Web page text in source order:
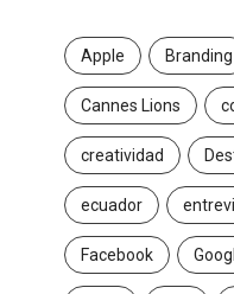
Apple Branding
Cannes Lions
creatividad
ecuador
Facebook